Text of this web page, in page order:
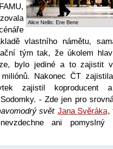
Alice Nellis: Ene Bene
vlastního námětu,
tým tak, že úkolem
bylo jediné a to zajistit
Nakonec ČT
zajistil koproducent
- Zde jen pro
svět Jana Svěráka,
ani pomyslný